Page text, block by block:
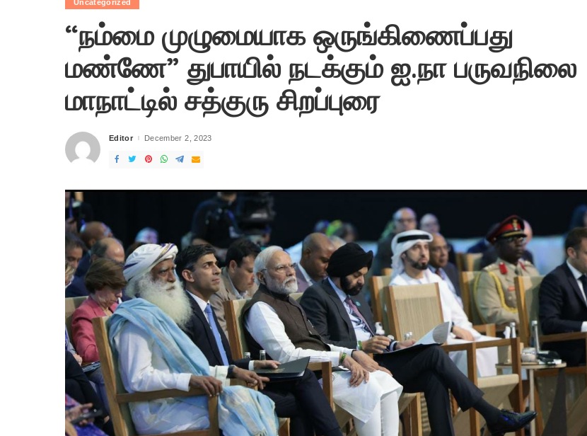
Uncategorized
“நம்மை முழுமையாக ஒருங்கிணைப்பது
மண்ணே” துபாயில் நடக்கும் ஐ.நா பருவநிலை
மாநாட்டில் சத்குரு சிறப்புரை
Posted
Editor December 2, 2023